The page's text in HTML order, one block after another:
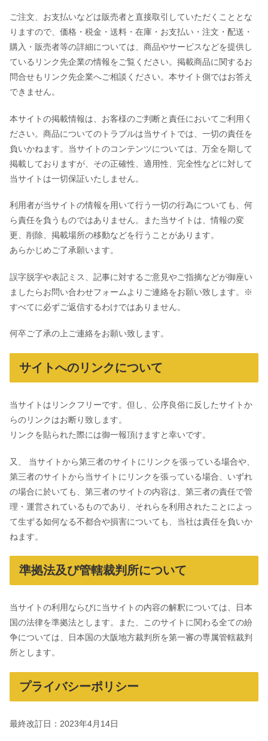
ご注文、お支払いなどは販売者と直接取引していただくこととな
りますので、価格・税金・送料・在庫・お支払い・注文・配送・
購入・販売者等の詳細については、商品やサービスなどを提供し
ているリンク先企業の情報をご覧ください。掲載商品に関するお
問合せもリンク先企業へご相談ください。本サイト側ではお答え
できません。
本サイトの掲載情報は、お客様のご判断と責任においてご利用く
ださい。商品についてのトラブルは当サイトでは、一切の責任を
負いかねます。当サイトのコンテンツについては、万全を期して
掲載しておりますが、その正確性、適用性、完全性などに対して
当サイトは一切保証いたしません。
利用者が当サイトの情報を用いて行う一切の行為についても、何
ら責任を負うものではありません。また当サイトは、情報の変
更、削除、掲載場所の移動などを行うことがあります。
あらかじめご了承願います。
誤字脱字や表記ミス、記事に対するご意見やご指摘などが御座い
ましたらお問い合わせフォームよりご連絡をお願い致します。※
すべてに必ずご返信するわけではありません。
何卒ご了承の上ご連絡をお願い致します。
サイトへのリンクについて
当サイトはリンクフリーです。但し、公序良俗に反したサイトか
らのリンクはお断り致します。
リンクを貼られた際には御一報頂けますと幸いです。
又、 当サイトから第三者のサイトにリンクを張っている場合や、
第三者のサイトから当サイトにリンクを張っている場合、いずれ
の場合に於いても、第三者のサイトの内容は、第三者の責任で管
理・運営されているものであり、それらを利用されたことによっ
て生ずる如何なる不都合や損害についても、当社は責任を負いか
ねます。
準拠法及び管轄裁判所について
当サイトの利用ならびに当サイトの内容の解釈については、日本
国の法律を準拠法とします。また、このサイトに関わる全ての紛
争については、日本国の大阪地方裁判所を第一審の専属管轄裁判
所とします。
プライバシーポリシー
最終改訂日：2023年4月14日